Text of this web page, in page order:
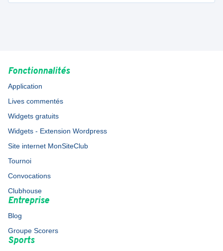
Fonctionnalités
Application
Lives commentés
Widgets gratuits
Widgets - Extension Wordpress
Site internet MonSiteClub
Tournoi
Convocations
Clubhouse
Entreprise
Blog
Groupe Scorers
Sports